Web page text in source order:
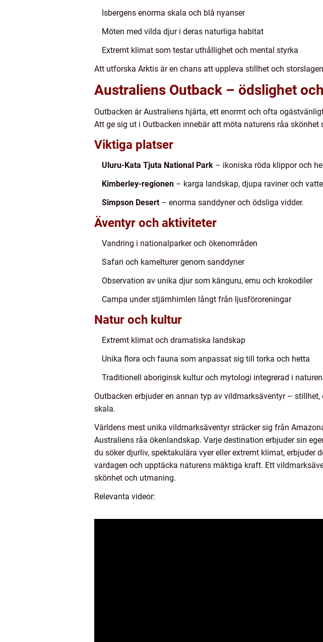
Isbergens enorma skala och blå nyanser
Möten med vilda djur i deras naturliga habitat
Extremt klimat som testar uthållighet och mental styrka
Att utforska Arktis är en chans att uppleva stillhet och
Australiens Outback – ödslighet
Outbacken är Australiens hjärta, ett enormt och ofta
Att ge sig ut i Outbacken innebär att möta naturens råa
Viktiga platser
Uluru-Kata Tjuta National Park – ikoniska röda klippor och
Kimberley-regionen – karga landskap, djupa raviner och
Simpson Desert– enorma sanddyner och ödsliga vidder.
Äventyr och aktiviteter
Vandring i nationalparker och ökenområden
Safari och kamelturer genom sanddyner
Observation av unika djur som känguru, emu och krokodiler
Campa under stjärnhimlen långt från ljusföroreningar
Natur och kultur
Extremt klimat och dramatiska landskap
Unika flora och fauna som anpassat sig till torka och hetta
Traditionell aboriginsk kultur och mytologi integrerad i naturen
Outbacken erbjuder en annan typ av vildmarksäventyr –
skala.
Världens mest unika vildmarksäventyr sträcker sig från
Australiens råa ökenlandskap. Varje destination erbjuder sin
du söker djurliv, spektakulära vyer eller extremt klimat,
vardagen och upptäcka naturens mäktiga kraft. Ett
skönhet och utmaning.
Relevanta videor: